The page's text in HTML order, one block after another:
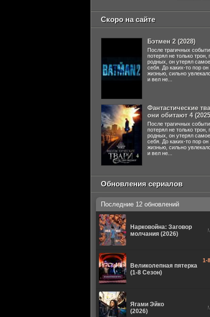
Скоро на сайте
Бэтмен 2 (2028)
После трагичных
потерял не только трон,
родных, он утерял
себя. До каких-то пор
жизнью, сильно
и вел не...
Фантастические
они обитают 4
После трагичных
потерял не только трон,
родных, он утерял
себя. До каких-то пор
жизнью, сильно
и вел не...
Обновления сериалов
Последние 12 обновлений
Нарковойна: Заговор
молчания (2026)
Великолепная пятерка
(1-8 Сезон)
1-
Ягами Эйко
(2026)